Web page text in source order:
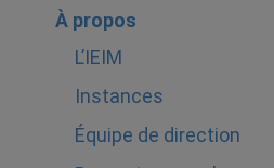
À propos
L’IEIM
Instances
Équipe de direction